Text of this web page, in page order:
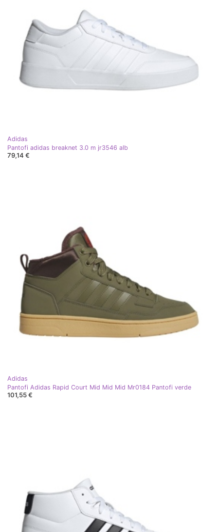
Adidas
Pantofi adidas breaknet 3.0 m jr3546 alb
79,14 €
Adidas
Pantofi Adidas Rapid Court Mid Mid Mid Mr0184 Pantofi verde
101,55 €